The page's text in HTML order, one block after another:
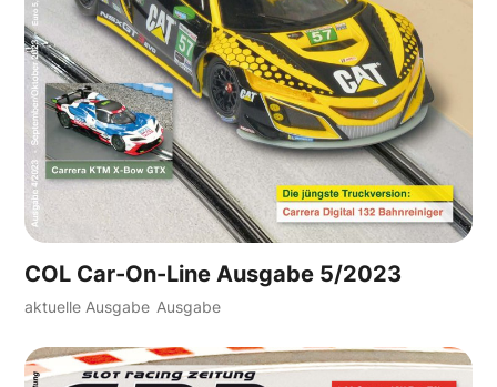
COL Car-On-Line Ausgabe 5/2023
aktuelle Ausgabe Ausgabe